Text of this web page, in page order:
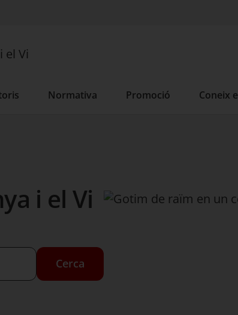
el Vi
Normativa Promoció Coneix
i el Vi
Cerca